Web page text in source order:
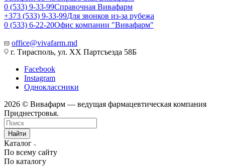
0 (533) 9-33-99Справочная Вивафарм
+373 (533) 9-33-99Для звонков из-за рубежа
0 (533) 6-22-20Офис компании "Вивафарм"
office@vivafarm.md
г. Тирасполь, ул. ХХ Партсъезда 58Б
Facebook
Instagram
Одноклассники
2026 © Вивафарм — ведущая фармацевтическая компания
Приднестровья.
Найти
Каталог
По всему сайту
По каталогу